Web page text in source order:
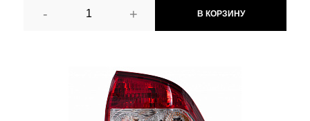
- + В КОРЗИНУ